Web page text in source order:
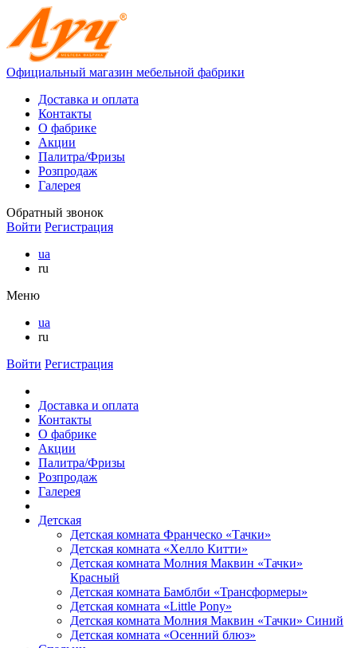
Официальный магазин мебельной фабрики
Доставка и оплата
Контакты
О фабрике
Акции
Палитра/Фризы
Розпродаж
Галерея
Обратный звонок
Войти Регистрация
ua
ru
Меню
ua
ru
Войти Регистрация
Доставка и оплата
Контакты
О фабрике
Акции
Палитра/Фризы
Розпродаж
Галерея
Детская
Детская комната Франческо «Тачки»
Детская комната «Хелло Китти»
Детская комната Молния Маквин «Тачки»
Красный
Детская комната Бамблби «Трансформеры»
Детская комната «Little Pony»
Детская комната Молния Маквин «Тачки» Синий
Детская комната «Осенний блюз»